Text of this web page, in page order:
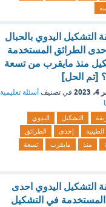
التشكيل اليدوي بالحبال
إحدى الطرائق المستخدمة
منذ مايقرب من تسعة
[تم الحل]
في تصنيف أسئلة تعليمية
التشكيل
اليدوي
الطينية إحدى
الطرائق
منذ مايقرب
تسعة
التشكيل اليدوي احدى
المستخدمة في التشكيل